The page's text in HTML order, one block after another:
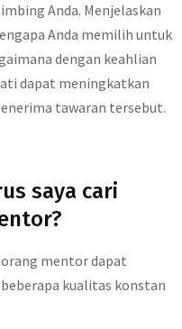
Anda. Menjelaskan
Anda memilih untuk
dengan keahlian
dapat meningkatkan
tawaran tersebut.
saya cari
mentor dapat
kualitas konstan